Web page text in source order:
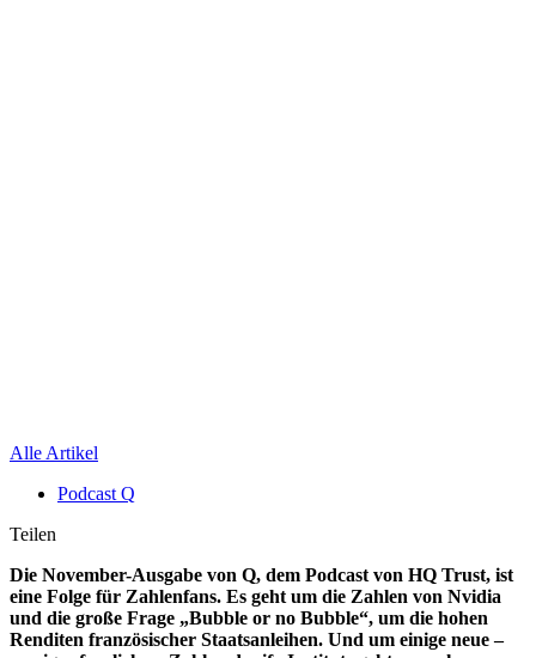
Alle Artikel
Podcast Q
Teilen
Die November-Ausgabe von Q, dem Podcast von HQ Trust, ist
eine Folge für Zahlenfans. Es geht um die Zahlen von Nvidia
und die große Frage „Bubble or no Bubble“, um die hohen
Renditen französischer Staatsanleihen. Und um einige neue –